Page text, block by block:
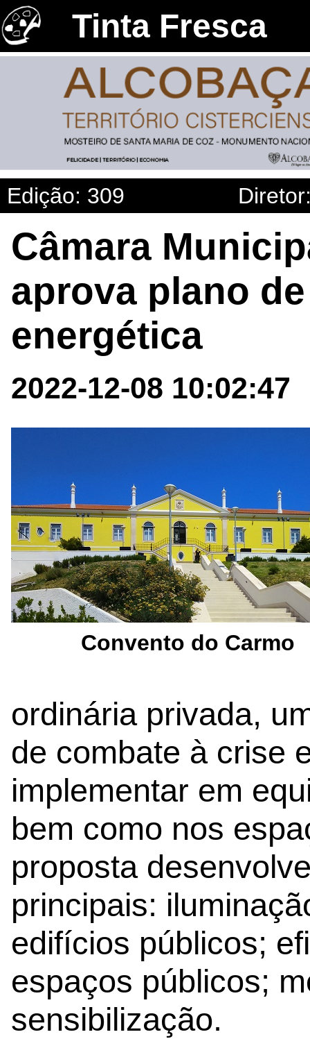
Tinta Fresca
Edição: 309
Câmara
aprova plano
energética
2022-12-08 10:02:47
Convento do Carmo
ordinária privada,
de combate à crise
implementar em
bem como nos
proposta
principais:
edifícios públicos;
espaços públicos;
sensibilização.